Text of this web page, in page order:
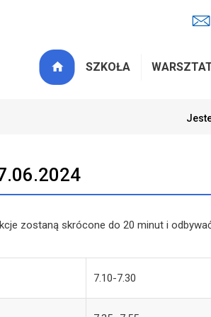
SZKOŁA
zostaną skrócone do 20 minut i
7.10-7.30